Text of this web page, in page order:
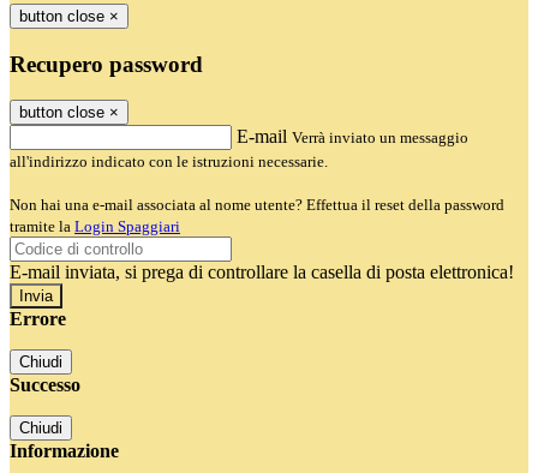
button close ×
Recupero password
button close ×
E-mail Verrà inviato un messaggio
all'indirizzo indicato con le istruzioni necessarie.
Non hai una e-mail associata al nome utente? Effettua il reset della password
tramite la Login Spaggiari
E-mail inviata, si prega di controllare la casella di posta elettronica!
Errore
Chiudi
Successo
Chiudi
Informazione